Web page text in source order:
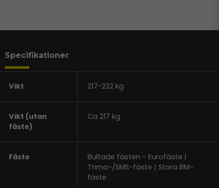
Specifikationer
Vikt 217-232 kg
Vikt (utan
fäste)
Ca 217 kg
Fäste
Bultade fästen - Eurofäste |
Trima-/SMS-fäste | Stora BM-
fäste